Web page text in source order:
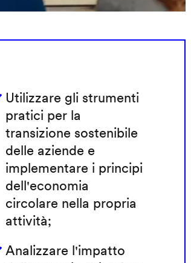
Utilizzare gli strumenti
pratici per la
transizione sostenibile
delle aziende e
implementare i principi
dell'economia
circolare nella propria
attività;
Analizzare l'impatto